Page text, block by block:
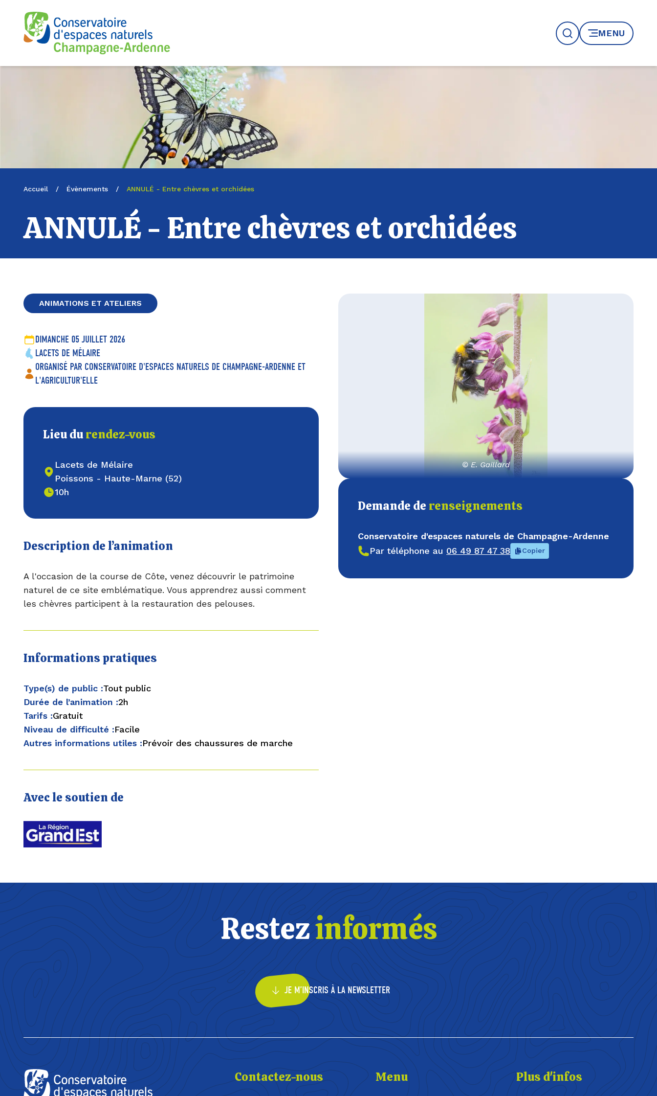
Logo du CENCA
RechercheMENU
Accueil / Évènements / ANNULÉ - Entre chèvres et orchidées
ANNULÉ - Entre chèvres et orchidées
ANIMATIONS ET ATELIERS
DIMANCHE 05 JUILLET 2026
LACETS DE MÉLAIRE
ORGANISÉ PAR CONSERVATOIRE D'ESPACES NATURELS DE CHAMPAGNE-ARDENNE ET
L'AGRICULTUR'ELLE
Lieu durendez-vous
Lacets de Mélaire
Poissons - Haute-Marne (52)
10h
Description de l’animation
A l'occasion de la course de Côte, venez découvrir le patrimoine
naturel de ce site emblématique. Vous apprendrez aussi comment
les chèvres participent à la restauration des pelouses.
Informations pratiques
Type(s) de public :Tout public
Durée de l’animation :2h
Tarifs :Gratuit
Niveau de difficulté :Facile
Autres informations utiles :Prévoir des chaussures de marche
Avec le soutien de
© E. Gaillard
Demande de renseignements
Conservatoire d'espaces naturels de Champagne-Ardenne
Par téléphone au 06 49 87 47 38 Copier
Restezinformés
JE M’INSCRIS À LA NEWSLETTER
Contactez-nous Menu Plus d'infos